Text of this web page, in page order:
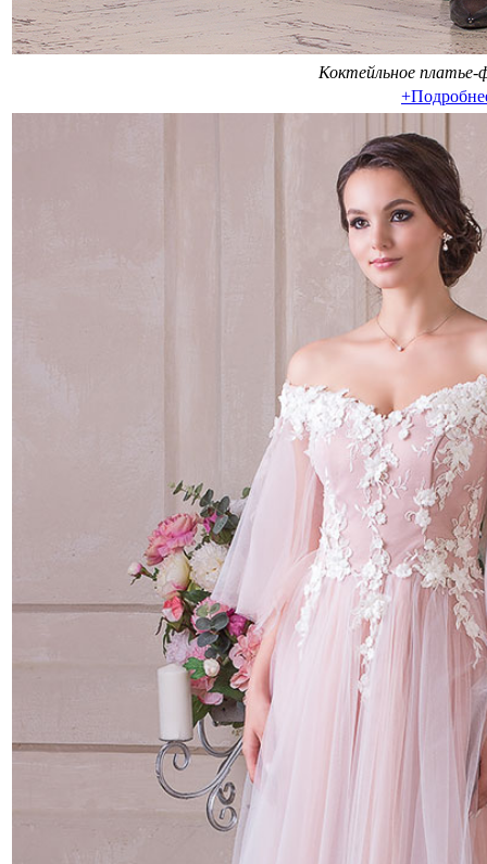
Коктейльное платье-